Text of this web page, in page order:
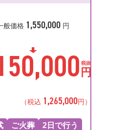
般価格 1,550,000 円
税抜
円
（税込 1,265,000円）
ご火葬 2日で行う